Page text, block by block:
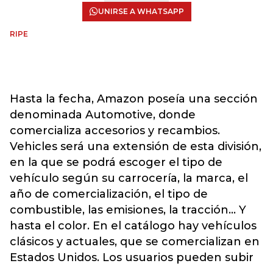
UNIRSE A WHATSAPP
RIPE
Hasta la fecha, Amazon poseía una sección
denominada Automotive, donde
comercializa accesorios y recambios.
Vehicles será una extensión de esta división,
en la que se podrá escoger el tipo de
vehículo según su carrocería, la marca, el
año de comercialización, el tipo de
combustible, las emisiones, la tracción... Y
hasta el color. En el catálogo hay vehículos
clásicos y actuales, que se comercializan en
Estados Unidos. Los usuarios pueden subir